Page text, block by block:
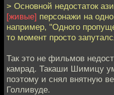
> Основной недостаток
[живые] персонажи на
например, "Одного
то момент просто
Так это не фильмов
камрад. Такаши Шимицу
поэтому и снял внятную
Голливуде.